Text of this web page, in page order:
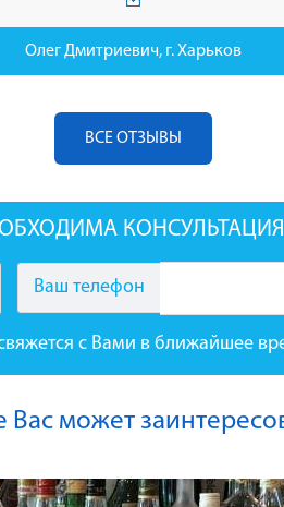
Олег Дмитриевич, г. Харьков
ВСЕ ОТЗЫВЫ
Ваш телефон
с Вами в ближайшее
Вас может